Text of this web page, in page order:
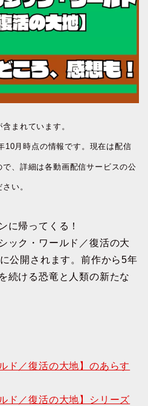
まれています。
月時点の情報です。現在は配信
、詳細は各動画配信サービスの公
い。
に帰ってくる！
ック・ワールド／復活の大
公開されます。前作から5年
続ける恐竜と人類の新たな
ド／復活の大地】のあらす
ド／復活の大地】シリーズ